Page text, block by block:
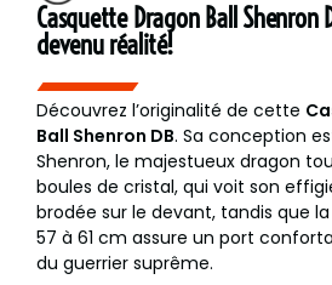
Casquette Dragon Ball Shenron
devenu réalité!
Découvrez l’originalité de cette
Ball Shenron DB. Sa conception
Shenron, le majestueux dragon
boules de cristal, qui voit son
brodée sur le devant, tandis que
57 à 61 cm assure un port
du guerrier suprême.